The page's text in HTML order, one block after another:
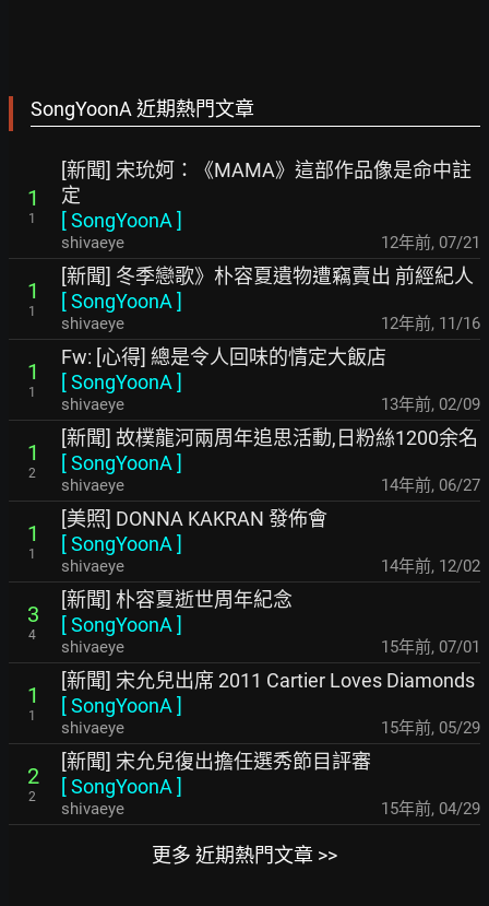
SongYoonA 近期熱門文章
1
1
[新聞] 宋玧妸：《MAMA》這部作品像是命中註
定
[SongYoonA ]
shivaeye 12年前, 07/21
1
1
[新聞] 冬季戀歌》朴容夏遺物遭竊賣出 前經紀人
[SongYoonA ]
shivaeye 12年前, 11/16
1
1
Fw: [心得] 總是令人回味的情定大飯店
[SongYoonA ]
shivaeye 13年前, 02/09
1
2
[新聞] 故樸龍河兩周年追思活動,日粉絲1200余名
[SongYoonA ]
shivaeye 14年前, 06/27
1
1
[美照] DONNA KAKRAN 發佈會
[SongYoonA ]
shivaeye 14年前, 12/02
3
4
[新聞] 朴容夏逝世周年紀念
[SongYoonA ]
shivaeye 15年前, 07/01
1
1
[新聞] 宋允兒出席 2011 Cartier Loves Diamonds
[SongYoonA ]
shivaeye 15年前, 05/29
2
2
[新聞] 宋允兒復出擔任選秀節目評審
[SongYoonA ]
shivaeye 15年前, 04/29
更多 近期熱門文章 >>